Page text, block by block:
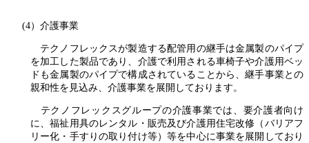
(4）介護事業
テクノフレックスが製造する配管用の継手は金属製のパイプ
を加工した製品であり、介護で利用される車椅子や介護用ベッ
ドも金属製のパイプで構成されていることから、継手事業との
親和性を見込み、介護事業を展開しております。
テクノフレックスグループの介護事業では、要介護者向け
に、福祉用具のレンタル・販売及び介護用住宅改修（バリアフ
リー化・手すりの取り付け等）等を中心に事業を展開しており